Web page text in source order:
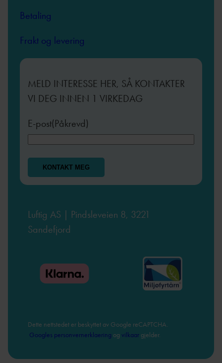
Betaling
Frakt og levering
MELD INTERESSE HER, SÅ KONTAKTER
VI DEG INNEN 1 VIRKEDAG
E-post(Påkrevd)
Luftig AS | Pindsleveien 8, 3221
Sandefjord
Dette nettstedet er beskyttet av Google reCAPTCHA.
Googles personvernerklaering og vilkaar gjelder.